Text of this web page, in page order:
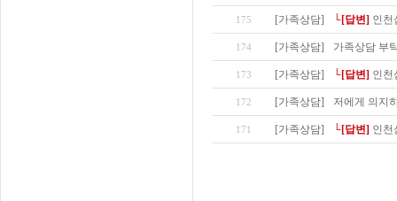
175 [가족상담] └[답변] 인천
174 [가족상담] 가족상담 부
173 [가족상담] └[답변] 인천
172 [가족상담] 저에게 의지
171 [가족상담] └[답변] 인천